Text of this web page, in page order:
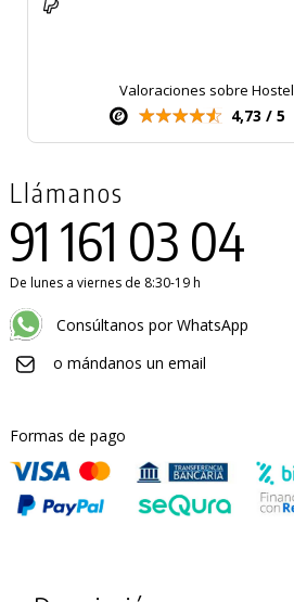
Valoraciones sobre
4,73 / 5
Llámanos
91 161 03 04
De lunes a viernes de 8:30-19 h
Consúltanos por WhatsApp
o mándanos un email
Formas de pago